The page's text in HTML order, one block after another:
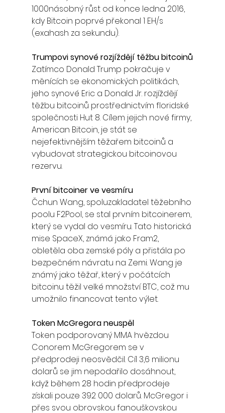
1000násobný růst od konce ledna 2016,
kdy Bitcoin poprvé překonal 1 EH/s
(exahash za sekundu).
Trumpovi synové rozjíždějí těžbu bitcoinů
Zatímco Donald Trump pokračuje v
měnících se ekonomických politikách,
jeho synové Eric a Donald Jr. rozjíždějí
těžbu bitcoinů prostřednictvím floridské
společnosti Hut 8. Cílem jejich nové firmy,
American Bitcoin, je stát se
nejefektivnějším těžařem bitcoinů a
vybudovat strategickou bitcoinovou
rezervu.
První bitcoiner ve vesmíru
Čchun Wang, spoluzakladatel těžebního
poolu F2Pool, se stal prvním bitcoinerem,
který se vydal do vesmíru. Tato historická
mise SpaceX, známá jako Fram2,
obletěla oba zemské póly a přistála po
bezpečném návratu na Zemi. Wang je
známý jako těžař, který v počátcích
bitcoinu těžil velké množství BTC, což mu
umožnilo financovat tento výlet.
Token McGregora neuspěl
Token podporovaný MMA hvězdou
Conorem McGregorem se v
předprodeji neosvědčil. Cíl 3,6 milionu
dolarů se jim nepodařilo dosáhnout,
když během 28 hodin předprodeje
získali pouze 392 000 dolarů. McGregor i
přes svou obrovskou fanouškovskou